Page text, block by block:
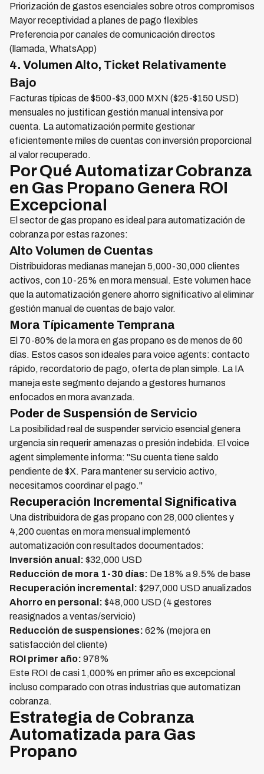
Priorización de gastos esenciales sobre otros compromisos
Mayor receptividad a planes de pago flexibles
Preferencia por canales de comunicación directos
(llamada, WhatsApp)
4. Volumen Alto, Ticket Relativamente
Bajo
Facturas típicas de $500-$3,000 MXN ($25-$150 USD)
mensuales no justifican gestión manual intensiva por
cuenta. La automatización permite gestionar
eficientemente miles de cuentas con inversión proporcional
al valor recuperado.
Por Qué Automatizar Cobranza
en Gas Propano Genera ROI
Excepcional
El sector de gas propano es ideal para automatización de
cobranza por estas razones:
Alto Volumen de Cuentas
Distribuidoras medianas manejan 5,000-30,000 clientes
activos, con 10-25% en mora mensual. Este volumen hace
que la automatización genere ahorro significativo al eliminar
gestión manual de cuentas de bajo valor.
Mora Típicamente Temprana
El 70-80% de la mora en gas propano es de menos de 60
días. Estos casos son ideales para voice agents: contacto
rápido, recordatorio de pago, oferta de plan simple. La IA
maneja este segmento dejando a gestores humanos
enfocados en mora avanzada.
Poder de Suspensión de Servicio
La posibilidad real de suspender servicio esencial genera
urgencia sin requerir amenazas o presión indebida. El voice
agent simplemente informa: "Su cuenta tiene saldo
pendiente de $X. Para mantener su servicio activo,
necesitamos coordinar el pago."
Recuperación Incremental Significativa
Una distribuidora de gas propano con 28,000 clientes y
4,200 cuentas en mora mensual implementó
automatización con resultados documentados:
Inversión anual: $32,000 USD
Reducción de mora 1-30 días: De 18% a 9.5% de base
Recuperación incremental: $297,000 USD anualizados
Ahorro en personal: $48,000 USD (4 gestores
reasignados a ventas/servicio)
Reducción de suspensiones: 62% (mejora en
satisfacción del cliente)
ROI primer año: 978%
Este ROI de casi 1,000% en primer año es excepcional
incluso comparado con otras industrias que automatizan
cobranza.
Estrategia de Cobranza
Automatizada para Gas
Propano